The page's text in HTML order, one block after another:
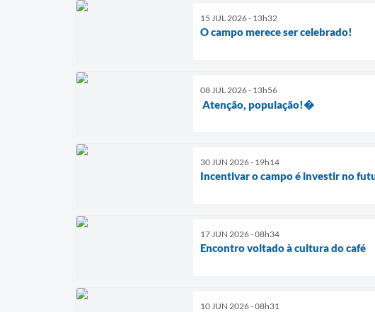
15 JUL 2026 - 13h32
O campo merece ser celebrado!
08 JUL 2026 - 13h56
Atenção, população!�
30 JUN 2026 - 19h14
Incentivar o campo é investir no
17 JUN 2026 - 08h34
Encontro voltado à cultura do café
10 JUN 2026 - 08h31